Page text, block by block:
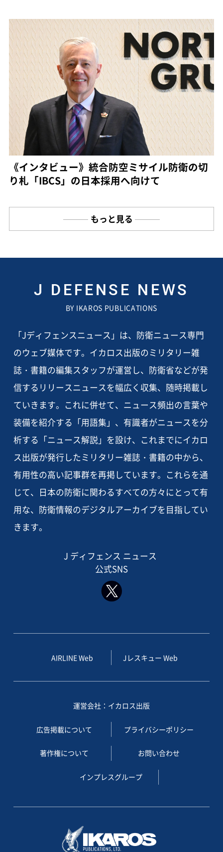
《インタビュー》統合防空ミサイル防衛の切
り札「IBCS」の日本採用へ向けて
もっと見る
J DEFENSE NEWS
BY IKAROS PUBLICATIONS
「Jディフェンスニュース」は、防衛ニュース専門
のウェブ媒体です。イカロス出版のミリタリー雑
誌・書籍の編集スタッフが運営し、防衛省などが発
信するリリースニュースを幅広く収集、随時掲載し
ていきます。これに併せて、ニュース頻出の言葉や
装備を紹介する「用語集」、有識者がニュースを分
析する「ニュース解説」を設け、これまでにイカロ
ス出版が発行したミリタリー雑誌・書籍の中から、
有用性の高い記事群を再掲しています。これらを通
じて、日本の防衛に関わるすべての方々にとって有
用な、防衛情報のデジタルアーカイブを目指してい
きます。
J ディフェンス ニュース
公式SNS
AIRLINE Web Jレスキュー Web
運営会社：イカロス出版
広告掲載について プライバシーポリシー
著作権について お問い合わせ
インプレスグループ